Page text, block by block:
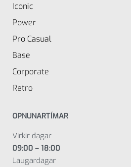
Iconic
Power
Pro Casual
Base
Corporate
Retro
OPNUNARTÍMAR
Virkir dagar
09:00 – 18:00
Laugardagar